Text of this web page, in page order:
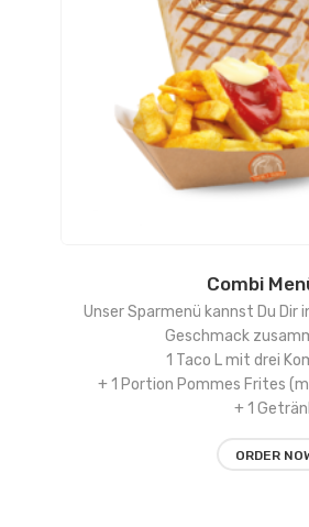
Combi
Unser Sparmenü kannst Du Dir
Geschmack
1 Taco L mit drei
+ 1 Portion Pommes Frites
+ 1
ORDER